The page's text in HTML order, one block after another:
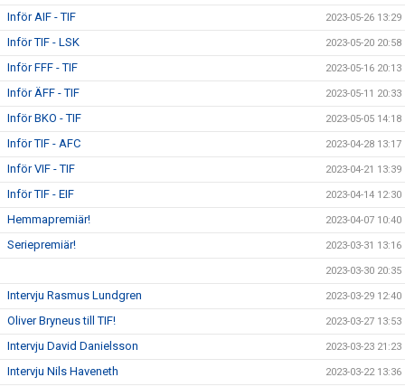
Inför AIF - TIF 2023-05-26 13:29
Inför TIF - LSK 2023-05-20 20:58
Inför FFF - TIF 2023-05-16 20:13
Inför ÄFF - TIF 2023-05-11 20:33
Inför BKO - TIF 2023-05-05 14:18
Inför TIF - AFC 2023-04-28 13:17
Inför VIF - TIF 2023-04-21 13:39
Inför TIF - EIF 2023-04-14 12:30
Hemmapremiär! 2023-04-07 10:40
Seriepremiär! 2023-03-31 13:16
2023-03-30 20:35
Intervju Rasmus Lundgren 2023-03-29 12:40
Oliver Bryneus till TIF! 2023-03-27 13:53
Intervju David Danielsson 2023-03-23 21:23
Intervju Nils Haveneth 2023-03-22 13:36